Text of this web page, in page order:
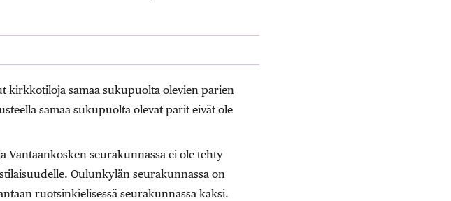
kirkkotiloja samaa sukupuolta olevien parien
samaa sukupuolta olevat parit eivät ole
seurakunnassa ei ole tehty
Oulunkylän seurakunnassa on
ruotsinkielisessä seurakunnassa kaksi.